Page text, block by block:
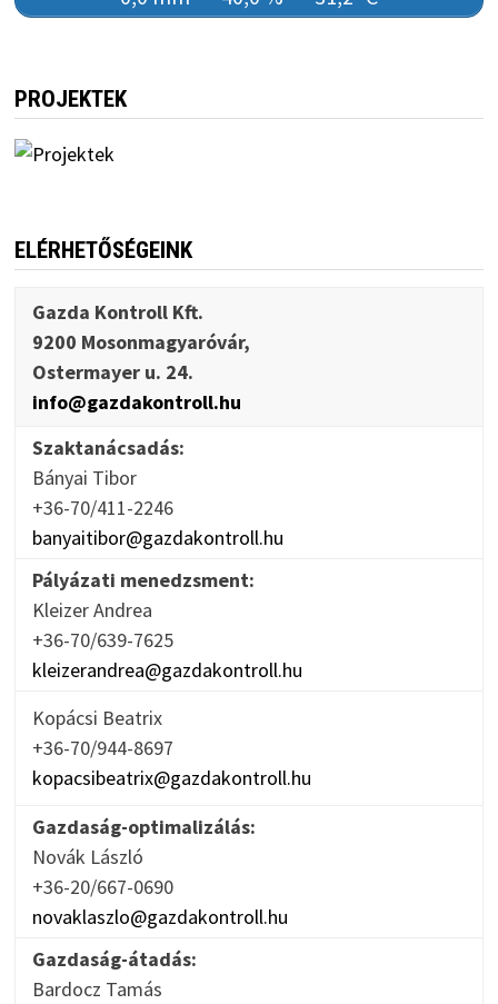
PROJEKTEK
ELÉRHETŐSÉGEINK
Gazda Kontroll Kft.
9200 Mosonmagyaróvár,
Ostermayer u. 24.
info@gazdakontroll.hu
Szaktanácsadás:
Bányai Tibor
+36-70/411-2246
banyaitibor@gazdakontroll.hu
Pályázati menedzsment:
Kleizer Andrea
+36-70/639-7625
kleizerandrea@gazdakontroll.hu
Kopácsi Beatrix
+36-70/944-8697
kopacsibeatrix@gazdakontroll.hu
Gazdaság-optimalizálás:
Novák László
+36-20/667-0690
novaklaszlo@gazdakontroll.hu
Gazdaság-átadás:
Bardocz Tamás